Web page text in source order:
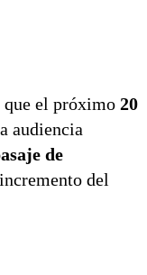
que el próximo 20
audiencia
de
del